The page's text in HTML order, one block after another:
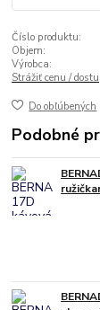
Číslo produktu:
Objem:
Výrobca:
Strážiť cenu /
Do obľúbených
Podobné